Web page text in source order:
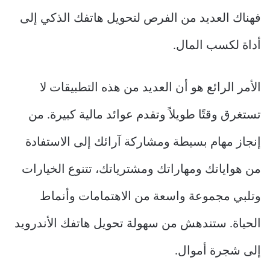
فهناك العديد من الفرص لتحويل هاتفك الذكي إلى
أداة لكسب المال.
الأمر الرائع هو أن العديد من هذه التطبيقات لا
تستغرق وقتًا طويلاً وتقدم عوائد مالية كبيرة. من
إنجاز مهام بسيطة ومشاركة آرائك إلى الاستفادة
من هواياتك ومهاراتك ومشترياتك، تتنوع الخيارات
وتلبي مجموعة واسعة من الاهتمامات وأنماط
الحياة. ستندهش من سهولة تحويل هاتفك الأندرويد
إلى شجرة أموال.